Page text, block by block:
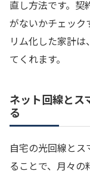
直し方法です。契
がないかチェック
リム化した家計
てくれます。
ネット回線とス
る
自宅の光回線と
ることで、月々